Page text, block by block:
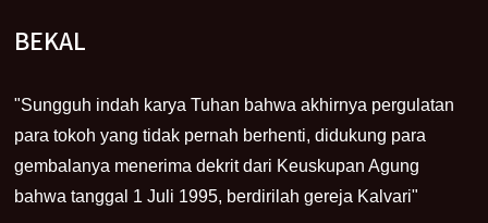
BEKAL
"Sungguh indah karya Tuhan bahwa akhirnya pergulatan
para tokoh yang tidak pernah berhenti, didukung para
gembalanya menerima dekrit dari Keuskupan Agung
bahwa tanggal 1 Juli 1995, berdirilah gereja Kalvari"